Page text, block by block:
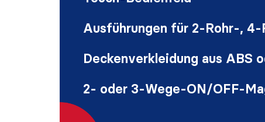
Ausführungen für 2-Rohr-,
Deckenverkleidung aus ABS
2- oder 3-Wege-ON/OFF-